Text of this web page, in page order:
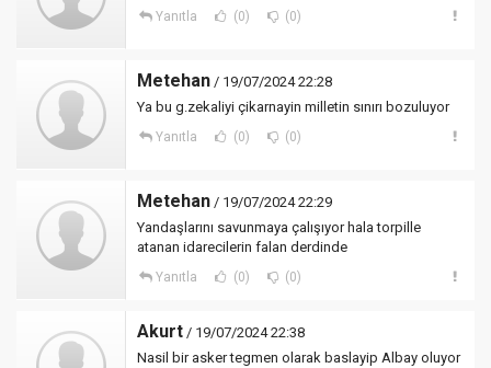
Yanıtla (0) (0)
Metehan / 19/07/2024 22:28
Ya bu g.zekaliyi çikarnayin milletin sınırı bozuluyor
Yanıtla (0) (0)
Metehan / 19/07/2024 22:29
Yandaşlarını savunmaya çalışıyor hala torpille
atanan idarecilerin falan derdinde
Yanıtla (0) (0)
Akurt / 19/07/2024 22:38
Nasil bir asker tegmen olarak baslayip Albay oluyor